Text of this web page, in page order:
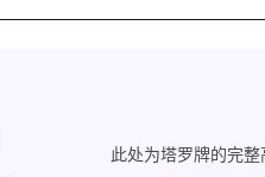
此处为塔罗牌的完整